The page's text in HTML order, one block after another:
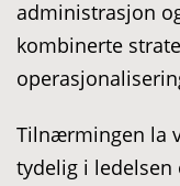
administrasjon
kombinerte
Tilnærmingen la
tydelig i ledelsen